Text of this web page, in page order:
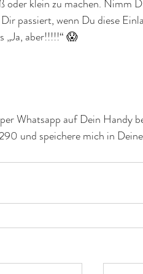
oder klein zu machen. Nimm
passiert, wenn Du diese
„Ja, aber!!!!!“ 😱
Whatsapp auf Dein Handy
und speichere mich in